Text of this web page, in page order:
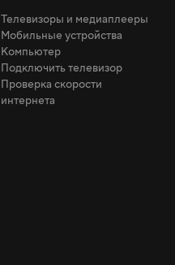
Телевизоры и медиаплееры
Мобильные устройства
Компьютер
Подключить телевизор
Проверка скорости
интернета